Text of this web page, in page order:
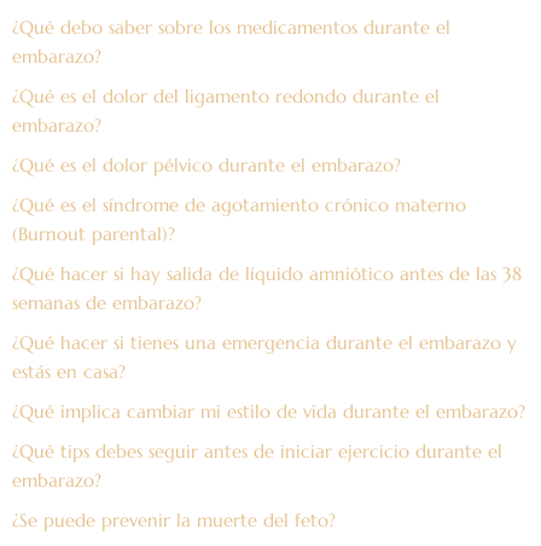
¿Qué debo saber sobre los medicamentos durante el
embarazo?
¿Qué es el dolor del ligamento redondo durante el
embarazo?
¿Qué es el dolor pélvico durante el embarazo?
¿Qué es el síndrome de agotamiento crónico materno
(Burnout parental)?
¿Qué hacer si hay salida de líquido amniótico antes de las 38
semanas de embarazo?
¿Qué hacer si tienes una emergencia durante el embarazo y
estás en casa?
¿Qué implica cambiar mi estilo de vida durante el embarazo?
¿Qué tips debes seguir antes de iniciar ejercicio durante el
embarazo?
¿Se puede prevenir la muerte del feto?